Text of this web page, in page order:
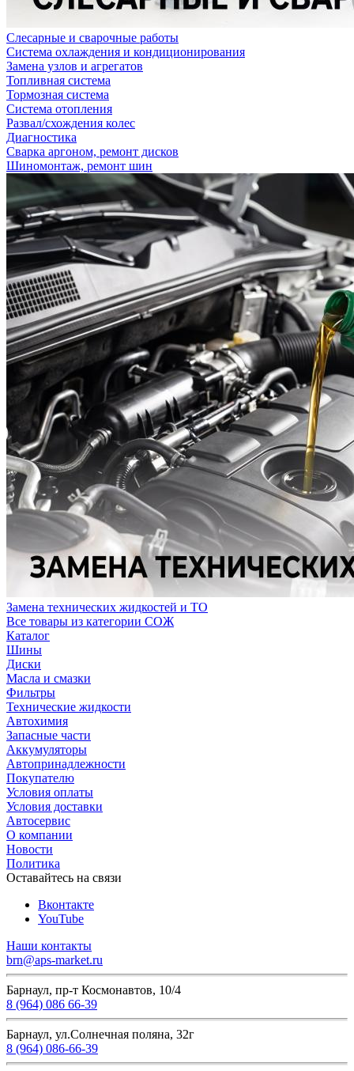
Слесарные и сварочные работы
Система охлаждения и кондиционирования
Замена узлов и агрегатов
Топливная система
Тормозная система
Система отопления
Развал/схождения колес
Диагностика
Сварка аргоном, ремонт дисков
Шиномонтаж, ремонт шин
Замена технических жидкостей и ТО
Все товары из категории СОЖ
Каталог
Шины
Диски
Масла и смазки
Фильтры
Технические жидкости
Автохимия
Запасные части
Аккумуляторы
Автопринадлежности
Покупателю
Условия оплаты
Условия доставки
Автосервис
О компании
Новости
Политика
Оставайтесь на связи
Вконтакте
YouTube
Наши контакты
brn@aps-market.ru
Барнаул, пр-т Космонавтов, 10/4
8 (964) 086 66-39
Барнаул, ул.Солнечная поляна, 32г
8 (964) 086-66-39